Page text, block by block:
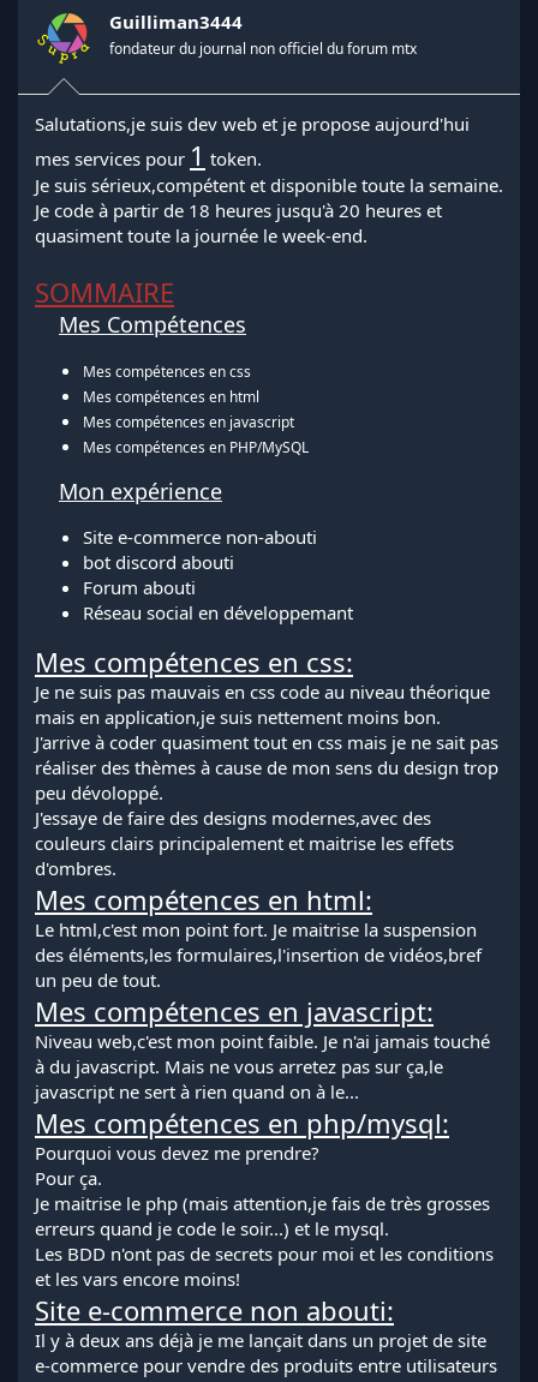
Guilliman3444
fondateur du journal non officiel du forum mtx
Salutations,je suis dev web et je propose aujourd'hui
mes services pour 1 token.
Je suis sérieux,compétent et disponible toute la semaine.
Je code à partir de 18 heures jusqu'à 20 heures et
quasiment toute la journée le week-end.
SOMMAIRE
Mes Compétences
Mes compétences en css
Mes compétences en html
Mes compétences en javascript
Mes compétences en PHP/MySQL
Mon expérience
Site e-commerce non-abouti
bot discord abouti
Forum abouti
Réseau social en développemant
Mes compétences en css:
Je ne suis pas mauvais en css code au niveau théorique
mais en application,je suis nettement moins bon.
J'arrive à coder quasiment tout en css mais je ne sait pas
réaliser des thèmes à cause de mon sens du design trop
peu dévoloppé.
J'essaye de faire des designs modernes,avec des
couleurs clairs principalement et maitrise les effets
d'ombres.
Mes compétences en html:
Le html,c'est mon point fort. Je maitrise la suspension
des éléments,les formulaires,l'insertion de vidéos,bref
un peu de tout.
Mes compétences en javascript:
Niveau web,c'est mon point faible. Je n'ai jamais touché
à du javascript. Mais ne vous arretez pas sur ça,le
javascript ne sert à rien quand on à le...
Mes compétences en php/mysql:
Pourquoi vous devez me prendre?
Pour ça.
Je maitrise le php (mais attention,je fais de très grosses
erreurs quand je code le soir...) et le mysql.
Les BDD n'ont pas de secrets pour moi et les conditions
et les vars encore moins!
Site e-commerce non abouti:
Il y à deux ans déjà je me lançait dans un projet de site
e-commerce pour vendre des produits entre utilisateurs